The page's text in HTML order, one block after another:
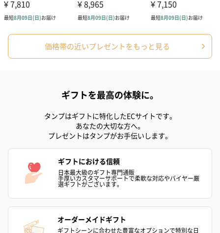
価格帯の近いプレゼントをもっと見る
ギフトを最高の体験に。
タンプはギフトに特化したECサイトです。
あなたの大切な方へ。
プレゼントはタンプがお手伝いします。
ギフトにおける信頼
日本最大級のギフト専門通販
手厚いカスタマーサポートで柔軟な対応やバイヤー厳
選ギフトがございます。
オーダーメイドギフト
ギフトシーンに合わせた豊富なオプションで特別な日